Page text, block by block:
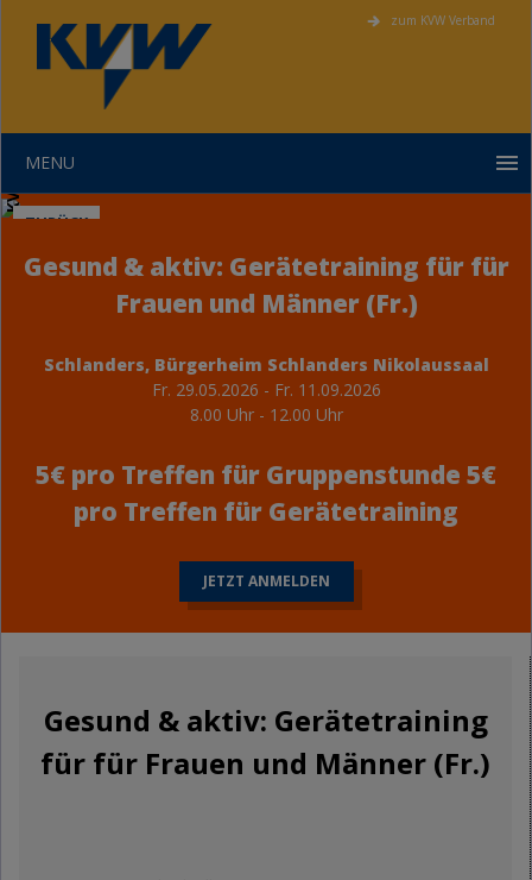
zum KVW Verband
MENU
KVW Bildung
ZURÜCK
Gesund & aktiv: Gerätetraining für für
Frauen und Männer (Fr.)
Schlanders, Bürgerheim Schlanders Nikolaussaal
Fr. 29.05.2026 - Fr. 11.09.2026
8.00 Uhr - 12.00 Uhr
5€ pro Treffen für Gruppenstunde 5€
pro Treffen für Gerätetraining
JETZT ANMELDEN
Gesund & aktiv: Gerätetraining
für für Frauen und Männer (Fr.)